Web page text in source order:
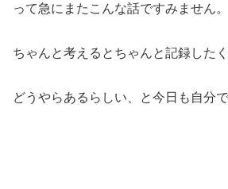
って急にまたこんな話ですみません。
ちゃんと考えるとちゃんと記録したく
どうやらあるらしい、と今日も自分